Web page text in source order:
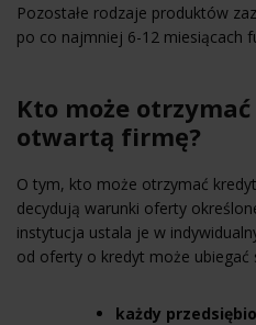
Pozostałe rodzaje produktów
po co najmniej 6-12 miesiącach
Kto może
otwartą firmę?
O tym, kto może otrzymać
decydują warunki oferty
instytucja ustala je w
od oferty o kredyt może ubiegać
każdy